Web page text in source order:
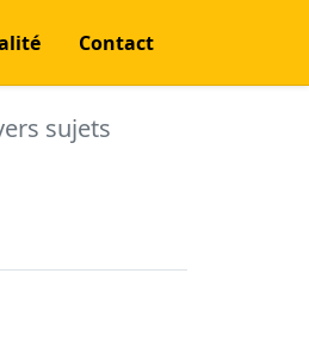
Contact
sujets